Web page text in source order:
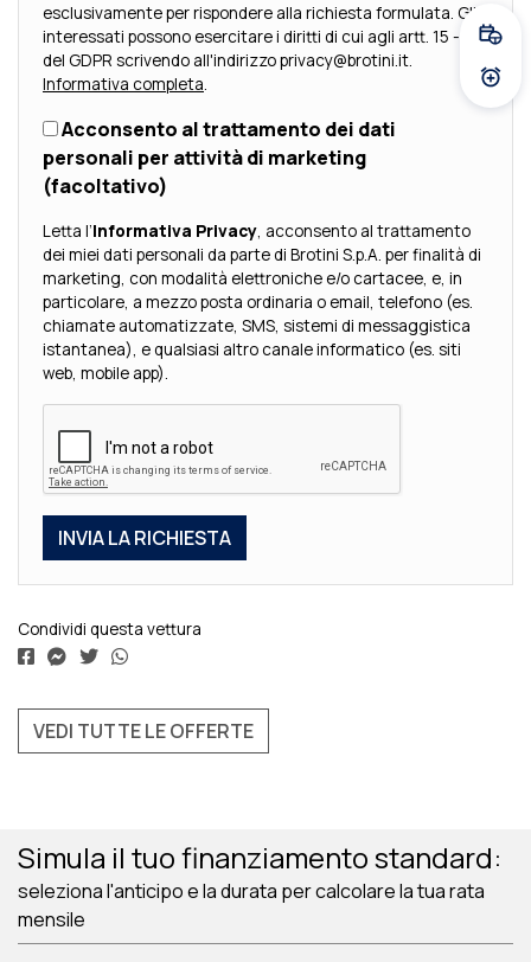
esclusivamente per rispondere alla richiesta formulata. Gli
interessati possono esercitare i diritti di cui agli artt. 15 - 23
del GDPR scrivendo all'indirizzo privacy@brotini.it.
Informativa completa.
Acconsento al trattamento dei dati
personali per attività di marketing
(facoltativo)
Letta l’Informativa Privacy, acconsento al trattamento
dei miei dati personali da parte di Brotini S.p.A. per finalità di
marketing, con modalità elettroniche e/o cartacee, e, in
particolare, a mezzo posta ordinaria o email, telefono (es.
chiamate automatizzate, SMS, sistemi di messaggistica
istantanea), e qualsiasi altro canale informatico (es. siti
web, mobile app).
Condividi questa vettura
VEDI TUTTE LE OFFERTE
Simula il tuo finanziamento standard:
seleziona l'anticipo e la durata per calcolare la tua rata
mensile